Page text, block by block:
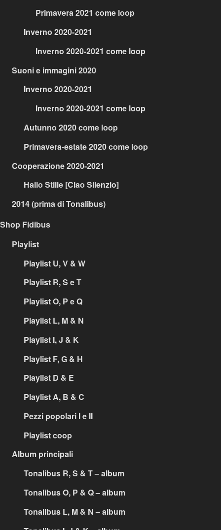
Primavera 2021 come loop
Inverno 2020-2021
Inverno 2020-2021 come loop
Suoni e immagini 2020
Inverno 2020-2021
Inverno 2020-2021 come loop
Autunno 2020 come loop
Primavera-estate 2020 come loop
Cooperazione 2020-2021
Hallo Stille [Ciao Silenzio]
2014 (prima di Tonalibus)
Shop Fidibus
Playlist
Playlist U, V & W
Playlist R, S e T
Playlist O, P e Q
Playlist L, M & N
Playlist I, J & K
Playlist F, G & H
Playlist D & E
Playlist A, B & C
Pezzi popolari I e II
Playlist coop
Album principali
Tonalibus R, S & T – album
Tonalibus O, P & Q – album
Tonalibus L, M & N – album